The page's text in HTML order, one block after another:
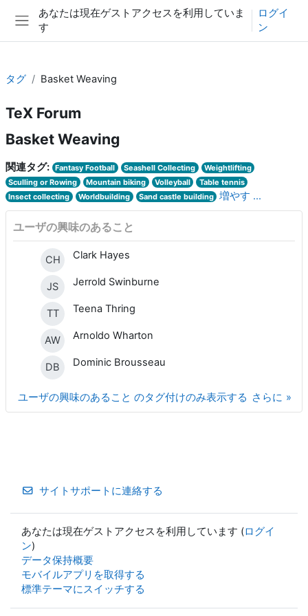
メインコンテンツへスキップする
サイドパネル
あなたは現在ゲストアクセスを利用していま
す
ログイ
ン
タグ Basket Weaving
TeX Forum
Basket Weaving
関連タグ: Fantasy Football Seashell Collecting
Weightlifting
Sculling or Rowing
Mountain biking Volleyball
Table tennis
Insect collecting
Worldbuilding Sand castle building 増やす ...
ユーザの興味のあること
CH Clark Hayes
JS Jerrold Swinburne
TT Teena Thring
AW Arnoldo Wharton
DB Dominic Brousseau
さらに
ユーザの興味のあること のタグ付けのみ表示する
サイトサポートに連絡する
あなたは現在ゲストアクセスを利用しています (ログイ
ン)
データ保持概要
モバイルアプリを取得する
標準テーマにスイッチする